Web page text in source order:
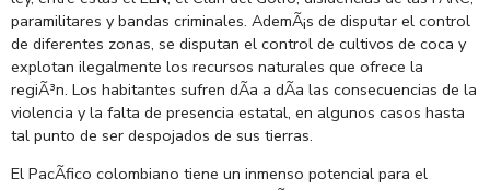
paramilitares y bandas criminales. AdemÃ¡s de disputar el control
de diferentes zonas, se disputan el control de cultivos de coca y
explotan ilegalmente los recursos naturales que ofrece la
regiÃ³n. Los habitantes sufren dÃ­a a dÃ­a las consecuencias de la
violencia y la falta de presencia estatal, en algunos casos hasta
tal punto de ser despojados de sus tierras.
El PacÃ­fico colombiano tiene un inmenso potencial para el